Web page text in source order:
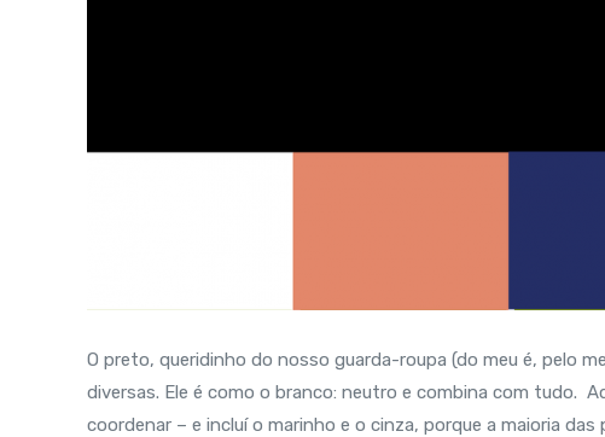
O preto, queridinho do nosso guarda-roupa (do meu é, pelo
diversas. Ele é como o branco: neutro e combina com tudo.
coordenar – e incluí o marinho e o cinza, porque a maioria